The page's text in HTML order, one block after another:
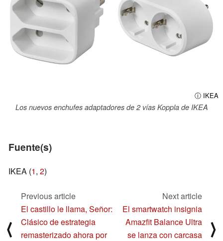
ⓘ IKEA
Los nuevos enchufes adaptadores de 2 vías Koppla de IKEA
Fuente(s)
IKEA (1, 2)
⟨
Previous article
El castillo le llama, Señor:
Clásico de estrategia
remasterizado ahora por
Next article
El smartwatch insignia
Amazfit Balance Ultra
se lanza con carcasa
⟩